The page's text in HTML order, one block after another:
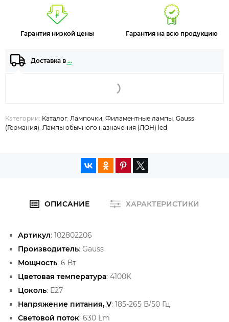
Гарантия низкой цены Гарантия на всю продукцию
Доставка в …
Категории: Каталог, Лампочки, Филаментные лампы, Gauss
(Германия), Лампы обычного назначения (ЛОН) led
ОПИСАНИЕ ХАРАКТЕРИСТИКИ
Артикул: 102802206
Производитель: Gauss
Мощность: 6 Вт
Цветовая температура: 4100K
Цоколь: E27
Напряжение питания, V: 185-265 В/50 Гц
Световой поток: 630 Lm